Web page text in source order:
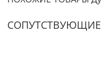
СОПУТСТВУЮЩИЕ